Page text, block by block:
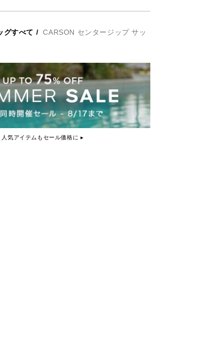
グすべて / CARSON センタージップ サッ
人気アイテムもセール価格に ▸